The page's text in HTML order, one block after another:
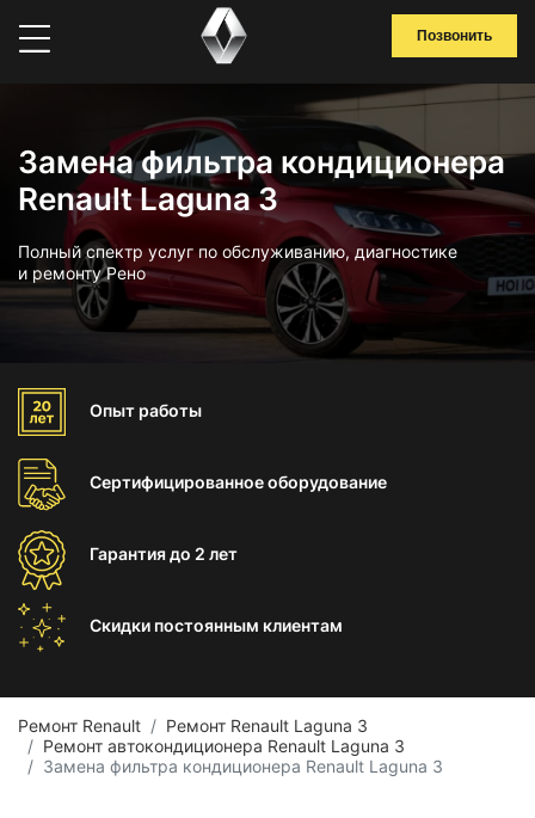
Позвонить
Замена фильтра кондиционера
Renault Laguna 3
Полный спектр услуг по обслуживанию, диагностике
и ремонту Рено
Опыт работы
Сертифицированноеоборудование
Гарантиядо 2 лет
Скидки постоянным клиентам
Ремонт Renault
Ремонт Renault Laguna 3
Ремонт автокондиционера Renault Laguna 3
Замена фильтра кондиционера Renault Laguna 3